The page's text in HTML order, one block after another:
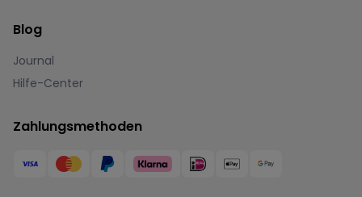
Blog
Journal
Hilfe-Center
Zahlungsmethoden